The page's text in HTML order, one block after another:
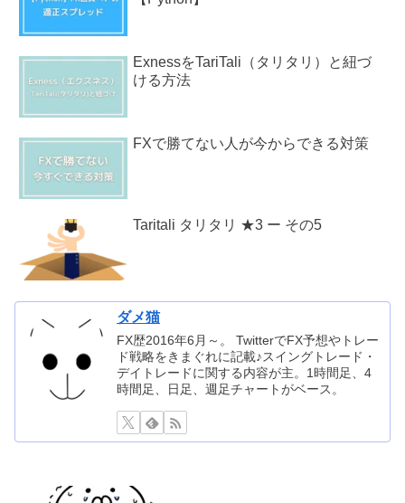
ExnessをTariTali（タリタリ）と紐づ
ける方法
FXで勝てない人が今からできる対策
Taritali タリタリ ★3 ー その5
ダメ猫
FX歴2016年6月～。 TwitterでFX予想やトレー
ド戦略をきまぐれに記載♪スイングトレード・
デイトレードに関する内容が主。1時間足、4
時間足、日足、週足チャートがベース。